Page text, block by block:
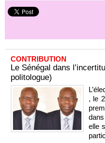
CONTRIBUTION
Le Sénégal dans
politologue)
, le
elle